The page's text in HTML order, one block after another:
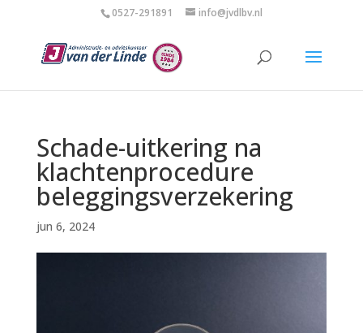
0527-291891 info@jvdlbv.nl
Schade-uitkering na
klachtenprocedure
beleggingsverzekering
jun 6, 2024